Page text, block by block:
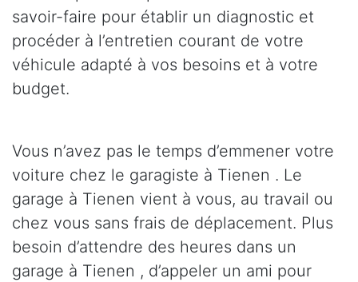
savoir-faire pour établir un diagnostic et
procéder à l’entretien courant de votre
véhicule adapté à vos besoins et à votre
budget.
Vous n’avez pas le temps d’emmener votre
voiture chez le garagiste à Tienen . Le
garage à Tienen vient à vous, au travail ou
chez vous sans frais de déplacement. Plus
besoin d’attendre des heures dans un
garage à Tienen , d’appeler un ami pour